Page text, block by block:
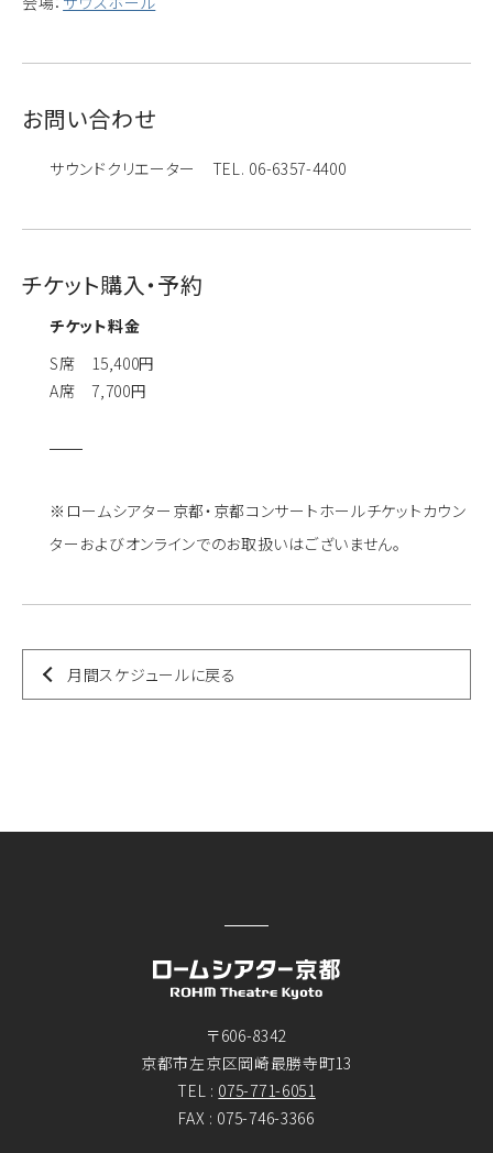
お問い合わせ
サウンドクリエーター TEL. 06-6357-4400
チケット購入・予約
チケット料金
S席 15,400円
A席 7,700円
※ロームシアター京都・京都コンサートホールチケットカウン
ターおよびオンラインでのお取扱いはございません。
月間スケジュールに戻る
〒606-8342
京都市左京区岡崎最勝寺町13
TEL : 075-771-6051
FAX : 075-746-3366